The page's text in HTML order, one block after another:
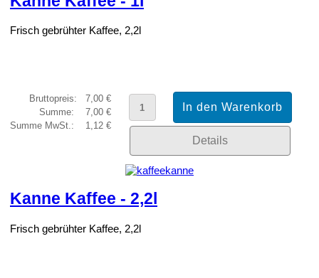
Frisch gebrühter Kaffee, 2,2l
Bruttopreis:
7,00 €
Summe:
7,00 €
Summe MwSt.:
1,12 €
Details
Kanne Kaffee - 2,2l
Frisch gebrühter Kaffee, 2,2l